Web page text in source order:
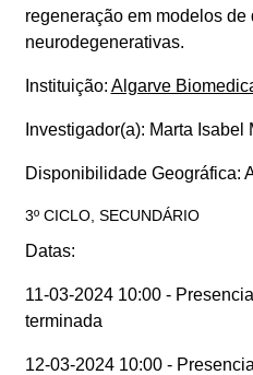
regeneração em modelos de
neurodegenerativas.
Instituição: Algarve
Investigador(a): Marta Isabel
Disponibilidade Geográfica:
3º CICLO, SECUNDÁRIO
Datas:
11-03-2024 10:00 -
terminada
12-03-2024 10:00 -